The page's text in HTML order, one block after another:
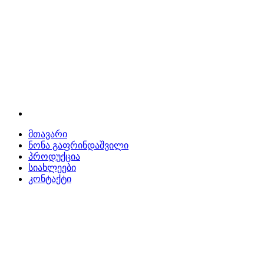
მთავარი
ნონა გაფრინდაშვილი
პროდუქცია
სიახლეები
კონტაქტი